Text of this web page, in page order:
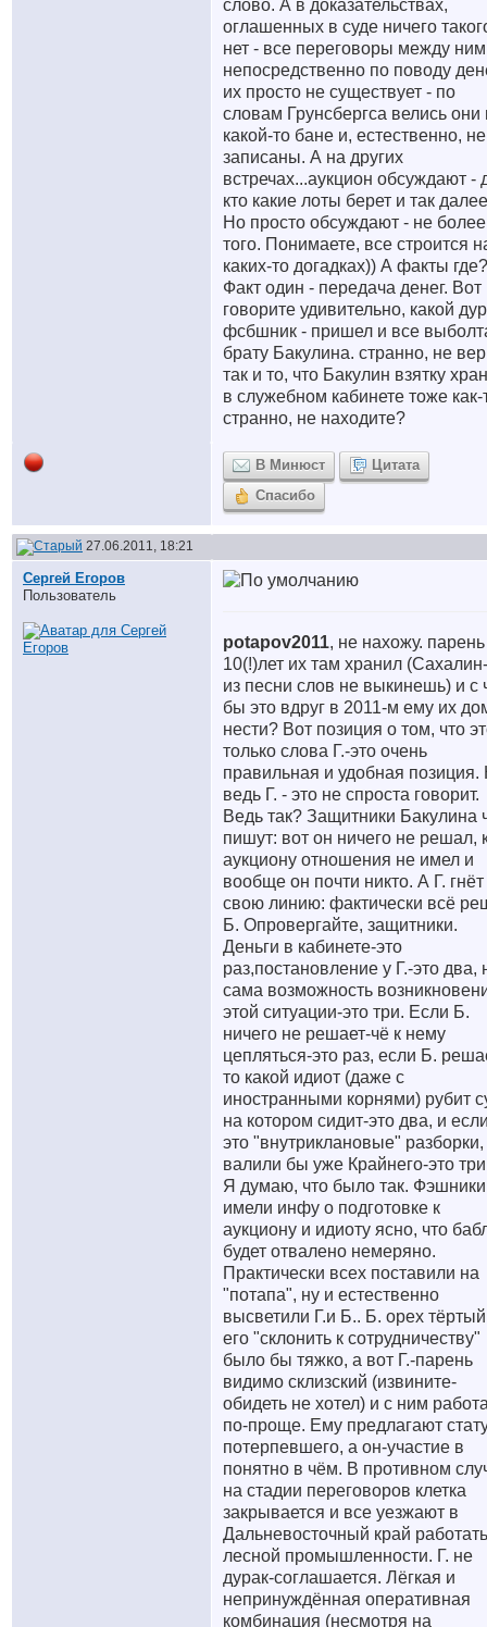
слово. А в доказательствах,
оглашенных в суде ничего
нет - все переговоры между
непосредственно по поводу
их просто не существует - по
словам Грунсбергса велись они
какой-то бане и, естественно, не
записаны. А на других
встречах...аукцион обсуждают -
кто какие лоты берет и так
Но просто обсуждают - не более
того. Понимаете, все строится
каких-то догадках)) А факты где?
Факт один - передача денег.
говорите удивительно, какой
фсбшник - пришел и все
брату Бакулина. странно, не
так и то, что Бакулин взятку
в служебном кабинете тоже как-
странно, не находите?
В Минюст
Цитата
Спасибо
27.06.2011, 18:21
Сергей Егоров
Пользователь
potapov2011, не нахожу. парень
10(!)лет их там хранил
из песни слов не выкинешь) и с
бы это вдруг в 2011-м ему их
нести? Вот позиция о том, что
только слова Г.-это очень
правильная и удобная позиция.
ведь Г. - это не спроста говорит.
Ведь так? Защитники Бакулина
пишут: вот он ничего не решал,
аукциону отношения не имел и
вообще он почти никто. А Г. гнёт
свою линию: фактически всё
Б. Опровергайте, защитники.
Деньги в кабинете-это
раз,постановление у Г.-это два,
сама возможность
этой ситуации-это три. Если Б.
ничего не решает-чё к нему
цепляться-это раз, если Б.
то какой идиот (даже с
иностранными корнями) рубит
на котором сидит-это два, и
это "внутриклановые" разборки,
валили бы уже Крайнего-это
Я думаю, что было так. Фэшники
имели инфу о подготовке к
аукциону и идиоту ясно, что
будет отвалено немеряно.
Практически всех поставили на
"потапа", ну и естественно
высветили Г.и Б.. Б. орех
его "склонить к сотрудничеству"
было бы тяжко, а вот Г.-парень
видимо склизский (извините-
обидеть не хотел) и с ним
по-проще. Ему предлагают
потерпевшего, а он-участие в
понятно в чём. В противном
на стадии переговоров клетка
закрывается и все уезжают в
Дальневосточный край
лесной промышленности. Г. не
дурак-соглашается. Лёгкая и
непринуждённая оперативная
комбинация (несмотря на